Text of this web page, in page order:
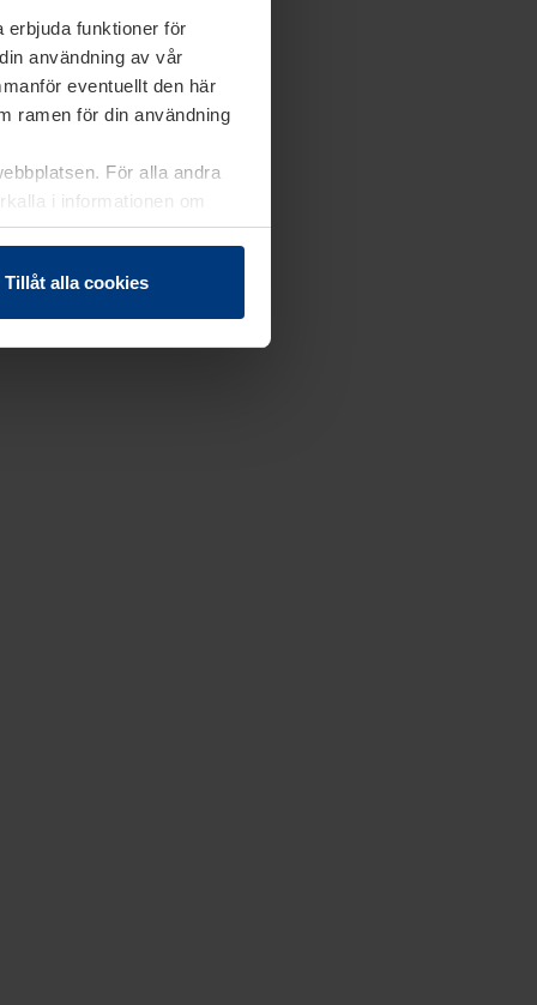
erbjuda funktioner för
användning av vår
eventuellt den här
ramen för din användning
För alla andra
i informationen om
Tillåt alla cookies